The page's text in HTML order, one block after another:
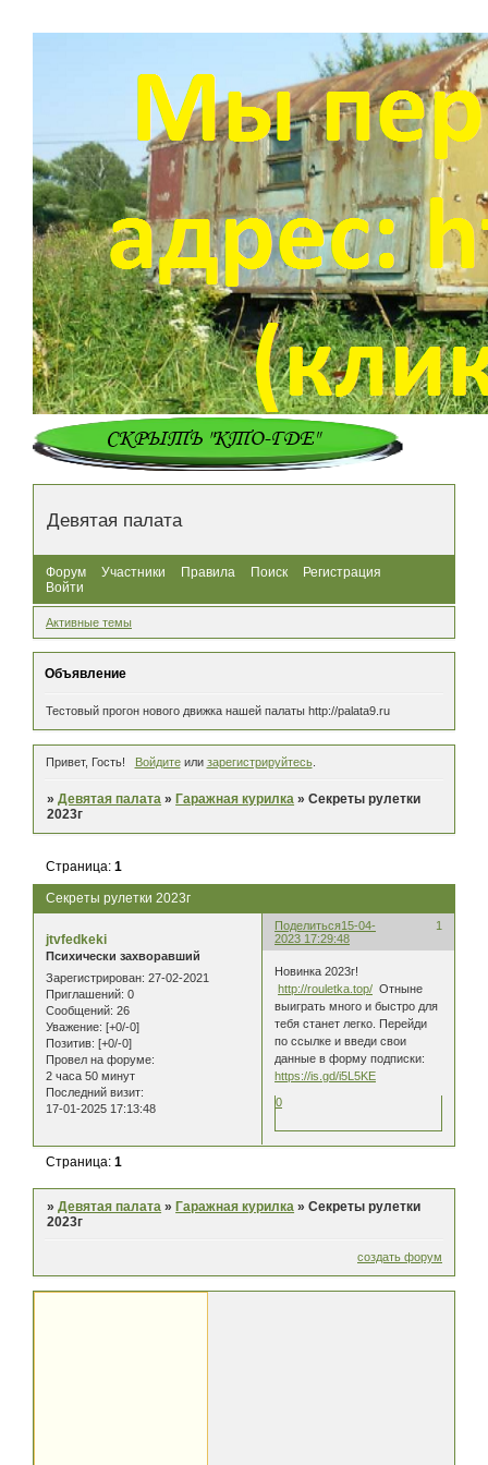
Девятая палата
Форум Участники Правила Поиск
Регистрация
Войти
Активные темы
Объявление
Тестовый прогон нового движка нашей палаты http://palata9.ru
Привет, Гость! Войдитеили зарегистрируйтесь.
»Девятая палата » Гаражная курилка »Секреты рулетки
2023г
Секреты рулетки 2023г
Страница:1
Поделиться 1
15-04-
2023 17:29:48
jtvfedkeki
Психически захворавший
Зарегистрирован: 27-02-2021
Приглашений: 0
Сообщений: 26
Уважение: [+0/-0]
Позитив: [+0/-0]
Провел на форуме:
2 часа 50 минут
Последний визит:
17-01-2025 17:13:48
Новинка 2023г!
http://rouletka.top/ Отныне
выиграть много и быстро для
тебя станет легко. Перейди
по ссылке и введи свои
данные в форму подписки:
https://is.gd/i5L5KE
0
Страница:1
»Девятая палата » Гаражная курилка »Секреты рулетки
2023г
создать форум